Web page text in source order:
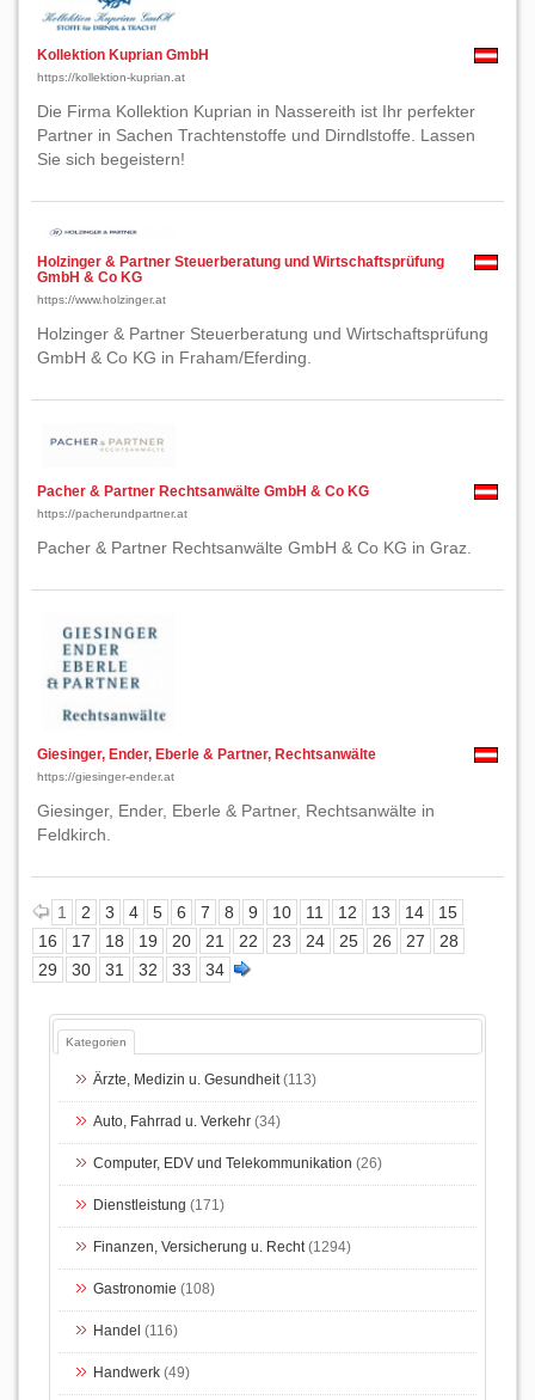
Kollektion Kuprian GmbH
https://kollektion-kuprian.at
Die Firma Kollektion Kuprian in Nassereith ist Ihr perfekter
Partner in Sachen Trachtenstoffe und Dirndlstoffe. Lassen
Sie sich begeistern!
Holzinger & Partner Steuerberatung und Wirtschaftsprüfung
GmbH & Co KG
https://www.holzinger.at
Holzinger & Partner Steuerberatung und Wirtschaftsprüfung
GmbH & Co KG in Fraham/Eferding.
Pacher & Partner Rechtsanwälte GmbH & Co KG
https://pacherundpartner.at
Pacher & Partner Rechtsanwälte GmbH & Co KG in Graz.
Giesinger, Ender, Eberle & Partner, Rechtsanwälte
https://giesinger-ender.at
Giesinger, Ender, Eberle & Partner, Rechtsanwälte in
Feldkirch.
1 2 3 4 5 6 7 8 9 10 11 12 13 14
15
16
17 18 19 20 21 22 23 24 25 26 27
28
29
30 31 32 33 34
Kategorien
Ärzte, Medizin u. Gesundheit(113)
Auto, Fahrrad u. Verkehr (34)
Computer, EDV und Telekommunikation (26)
Dienstleistung (171)
Finanzen, Versicherung u. Recht(1294)
Gastronomie (108)
Handel (116)
Handwerk (49)